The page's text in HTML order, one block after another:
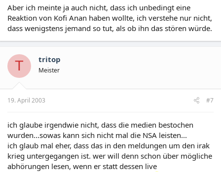
Aber ich meinte ja auch nicht, dass ich unbedingt eine
Reaktion von Kofi Anan haben wollte, ich verstehe nur nicht,
dass wenigstens jemand so tut, als ob ihn das stören würde.
T tritop
Meister
19. April 2003 #7
ich glaube irgendwie nicht, dass die medien bestochen
wurden...sowas kann sich nicht mal die NSA leisten...
ich glaub mal eher, dass das in den meldungen um den irak
krieg untergegangen ist. wer will denn schon über mögliche
abhörungen lesen, wenn er statt dessen live